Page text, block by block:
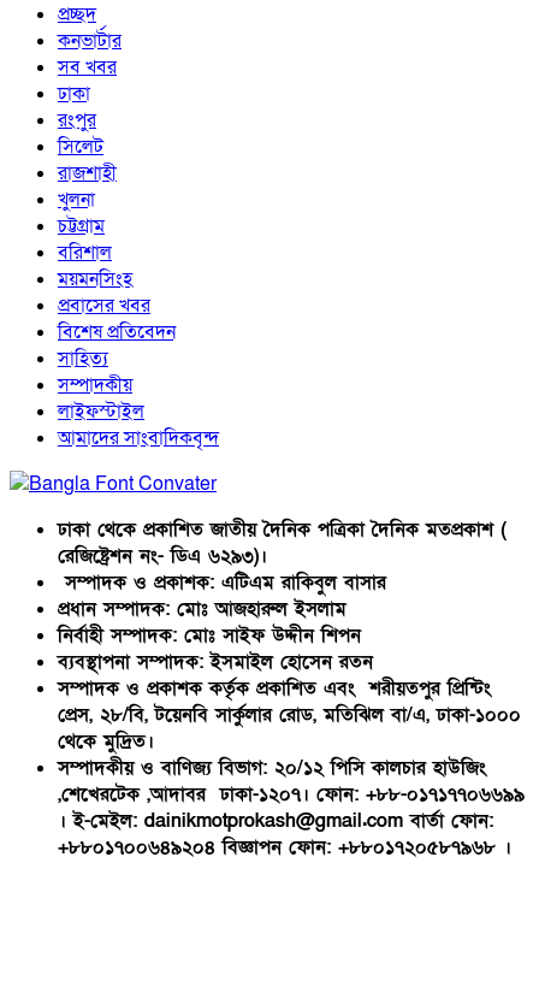
প্রচ্ছদ
কনভার্টার
সব খবর
ঢাকা
রংপুর
সিলেট
রাজশাহী
খুলনা
চট্টগ্রাম
বরিশাল
ময়মনসিংহ
প্রবাসের খবর
বিশেষ প্রতিবেদন
সাহিত্য
সম্পাদকীয়
লাইফস্টাইল
আমাদের সাংবাদিকবৃন্দ
ঢাকা থেকে প্রকাশিত জাতীয় দৈনিক পত্রিকা দৈনিক মতপ্রকাশ (
রেজিষ্ট্রেশন নং- ডিএ ৬২৯৩)।
সম্পাদক ও প্রকাশক: এটিএম রাকিবুল বাসার
প্রধান সম্পাদক: মোঃ আজহারুল ইসলাম
নির্বাহী সম্পাদক: মোঃ সাইফ উদ্দীন শিপন
ব্যবস্থাপনা সম্পাদক: ইসমাইল হোসেন রতন
সম্পাদক ও প্রকাশক কর্তৃক প্রকাশিত এবং শরীয়তপুর প্রিন্টিং
প্রেস, ২৮/বি, টয়েনবি সার্কুলার রোড, মতিঝিল বা/এ, ঢাকা-১০০০
থেকে মুদ্রিত।
সম্পাদকীয় ও বাণিজ্য বিভাগ: ২০/১২ পিসি কালচার হাউজিং
,শেখেরটেক ,আদাবর ঢাকা-১২০৭। ফোন: +৮৮-০১৭১৭৭০৬৬৯৯
। ই-মেইল: dainikmotprokash@gmail.com বার্তা ফোন:
+৮৮০১৭০০৬৪৯২০৪ বিজ্ঞাপন ফোন: +৮৮০১৭২০৫৮৭৯৬৮ ।